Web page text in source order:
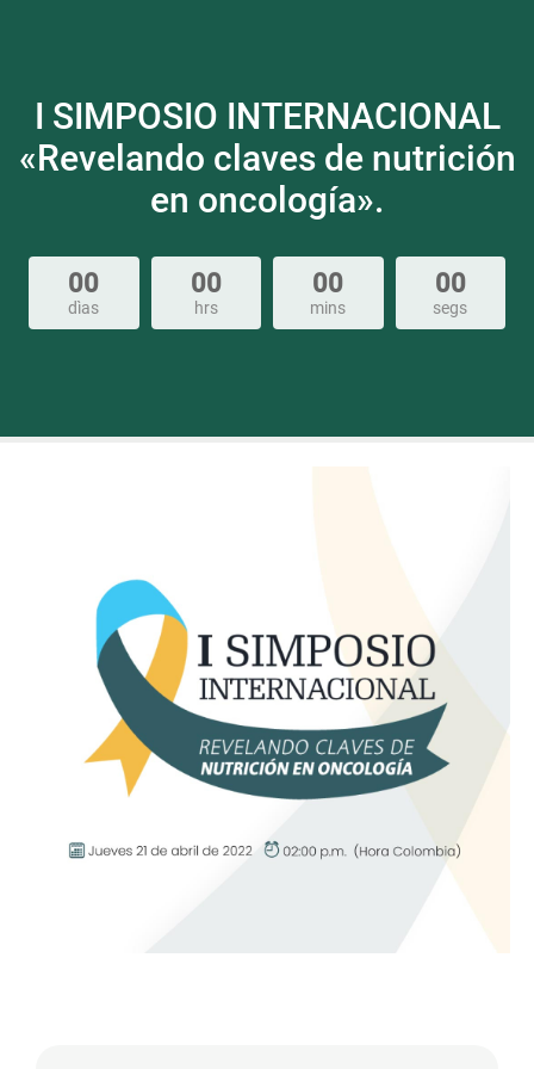
I SIMPOSIO INTERNACIONAL
«Revelando claves de nutrición
en oncología».
00
dìas
00
hrs
00
mins
00
segs